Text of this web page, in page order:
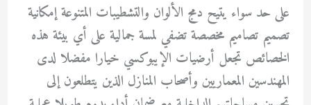
على حد سواء يتيح دمج الألوان والتشطيبات المتنوعة إمكانية
تصميم تصاميم مخصصة تضفي لمسة جمالية على أي بيئة هذه
الخصائص تجعل أرضيات الإيبوكسي خيارا مفضلا لدى
المهندسين المعماريين وأصحاب المنازل الذين يتطلعون إلى